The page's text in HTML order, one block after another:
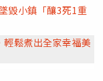
毀小鎮「釀3死1重
鬆煮出全家幸福美